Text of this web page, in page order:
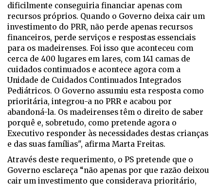
dificilmente conseguiria financiar apenas com
recursos próprios. Quando o Governo deixa cair um
investimento do PRR, não perde apenas recursos
financeiros, perde serviços e respostas essenciais
para os madeirenses. Foi isso que aconteceu com
cerca de 400 lugares em lares, com 141 camas de
cuidados continuados e acontece agora com a
Unidade de Cuidados Continuados Integrados
Pediátricos. O Governo assumiu esta resposta como
prioritária, integrou-a no PRR e acabou por
abandoná-la. Os madeirenses têm o direito de saber
porquê e, sobretudo, como pretende agora o
Executivo responder às necessidades destas crianças
e das suas famílias", afirma Marta Freitas.
Através deste requerimento, o PS pretende que o
Governo esclareça “não apenas por que razão deixou
cair um investimento que considerava prioritário,